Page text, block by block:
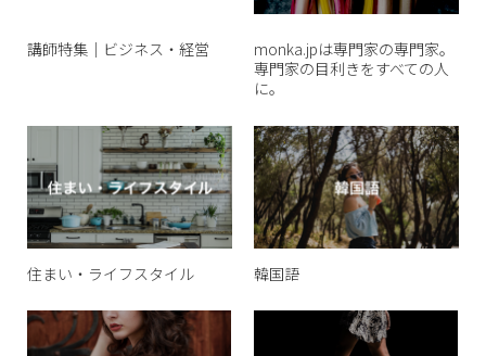
講師特集｜ビジネス・経営
monka.jpは専門家の専門家。
専門家の目利きをすべての人
に。
住まい・ライフスタイル 韓国語